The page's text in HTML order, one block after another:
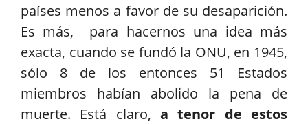
países menos a favor de su desaparición.
Es más, para hacernos una idea más
exacta, cuando se fundó la ONU, en 1945,
sólo 8 de los entonces 51 Estados
miembros habían abolido la pena de
muerte. Está claro, a tenor de estos